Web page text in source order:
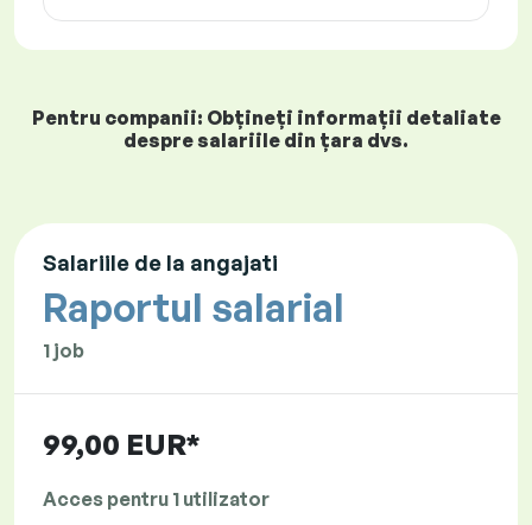
Pentru companii: Obțineți informații detaliate
despre salariile din țara dvs.
Salariile de la angajati
Raportul salarial
1 job
99,00 EUR*
Acces pentru 1 utilizator